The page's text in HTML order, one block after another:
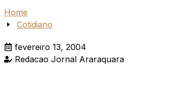
Home
Cotidiano
fevereiro 13, 2004
Redacao Jornal Araraquara